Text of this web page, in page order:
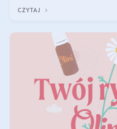
CZYTAJ